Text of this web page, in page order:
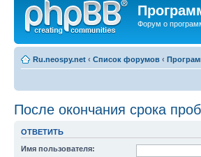
Форум о
Ru.neospy.net ‹ Список форумов ‹
После окончания срока
ОТВЕТИТЬ
Имя пользователя: